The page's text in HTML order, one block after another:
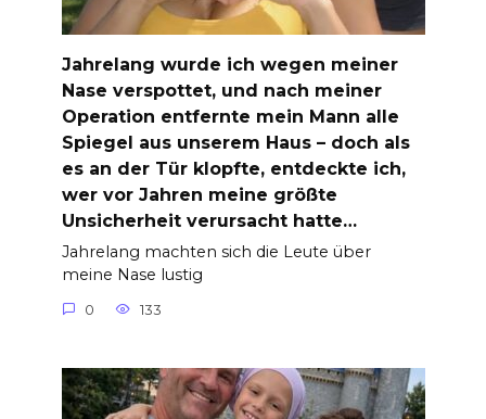
Jahrelang wurde ich wegen meiner
Nase verspottet, und nach meiner
Operation entfernte mein Mann alle
Spiegel aus unserem Haus – doch als
es an der Tür klopfte, entdeckte ich,
wer vor Jahren meine größte
Unsicherheit verursacht hatte…
Jahrelang machten sich die Leute über
meine Nase lustig
0 133